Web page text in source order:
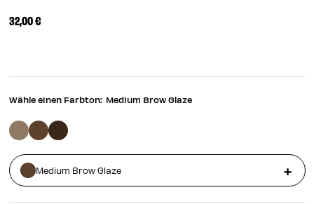
32,00 €
Wähle einen Farbton: Medium Brow Glaze
Medium Brow Glaze